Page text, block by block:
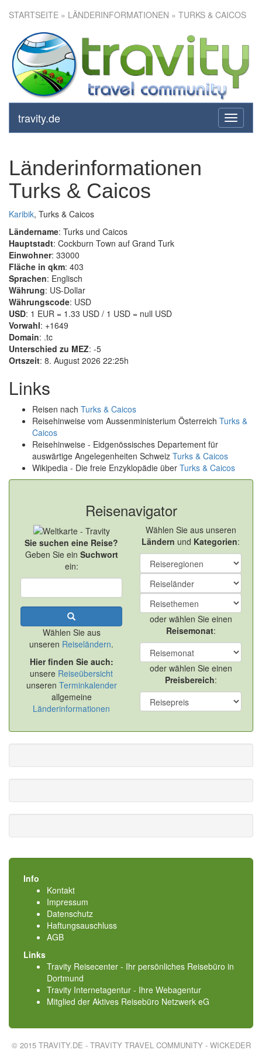
STARTSEITE » LÄNDERINFORMATIONEN » TURKS & CAICOS
toggle
travity.de
Länderinformationen
Turks & Caicos
Karibik, Turks & Caicos
Ländername: Turks und Caicos
Hauptstadt: Cockburn Town auf Grand Turk
Einwohner: 33000
Fläche in qkm: 403
Sprachen: Englisch
Währung: US-Dollar
Währungscode: USD
USD: 1 EUR = 1.33 USD / 1 USD = null USD
Vorwahl: +1649
Domain: .tc
Unterschied zu MEZ: -5
Ortszeit: 8. August 2026 22:25h
Links
Reisen nach Turks & Caicos
Reisehinweise vom Aussenministerium Österreich Turks &
Caicos
Reisehinweise - Eidgenössisches Departement für
auswärtige Angelegenheiten Schweiz Turks & Caicos
Wikipedia - Die freie Enzyklopädie über Turks & Caicos
Reisenavigator
Sie suchen eine Reise?
Geben Sie ein Suchwort
ein:
Wählen Sie aus
unseren Reiseländern.
Hier finden Sie auch:
unsere Reiseübersicht
unseren Terminkalender
allgemeine
Länderinformationen
Wählen Sie aus unseren
Ländern und Kategorien:
oder wählen Sie einen
Reisemonat:
oder wählen Sie einen
Preisbereich:
Info
Kontakt
Impressum
Datenschutz
Haftungsauschluss
AGB
Links
Travity Reisecenter - Ihr persönliches Reisebüro in
Dortmund
Travity Internetagentur - Ihre Webagentur
Mitglied der Aktives Reisebüro Netzwerk eG
© 2015 TRAVITY.DE - TRAVITY TRAVEL COMMUNITY - WICKEDER